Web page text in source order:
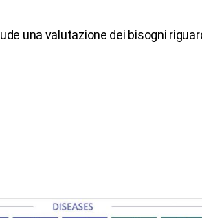
una valutazione dei bisogni